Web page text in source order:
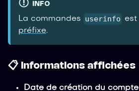
INFO
La commandes userinfo est
préfixe.
📋 Informations affichées
Date de création du compte